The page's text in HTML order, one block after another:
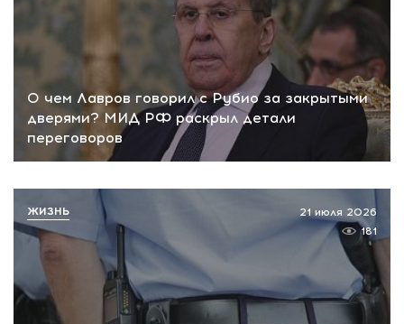
О чем Лавров говорил с Рубио за закрытыми
дверями? МИД РФ раскрыл детали
переговоров
21 июля 2026
181
ЖИЗНЬ